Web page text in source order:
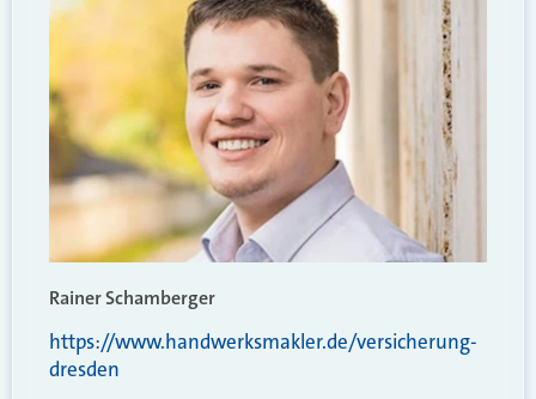
Rainer Schamberger
https://www.handwerksmakler.de/versicherung-
dresden